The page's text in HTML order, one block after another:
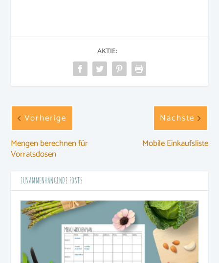
AKTIE:
Vorherige
Mengen berechnen für
Vorratsdosen
Nächste
Mobile Einkaufsliste
ZUSAMMENHÄNGENDE POSTS